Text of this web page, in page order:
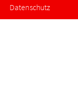
Datenschutz